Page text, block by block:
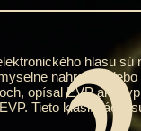
hlasu
nahrané,
opísal EVP ako
Tieto klasifikácie